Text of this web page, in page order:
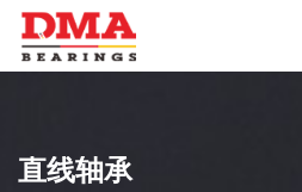
直线轴承